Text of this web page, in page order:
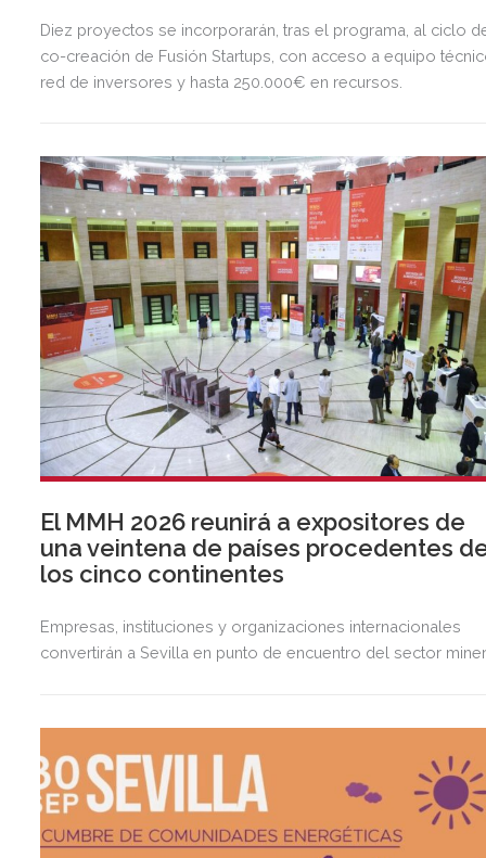
Diez proyectos se incorporarán, tras el programa, al ciclo
co-creación de Fusión Startups, con acceso a equipo
red de inversores y hasta 250.000€ en recursos.
El MMH 2026 reunirá a expositores de
una veintena de países procedentes
los cinco continentes
Empresas, instituciones y organizaciones internacionales
convertirán a Sevilla en punto de encuentro del sector